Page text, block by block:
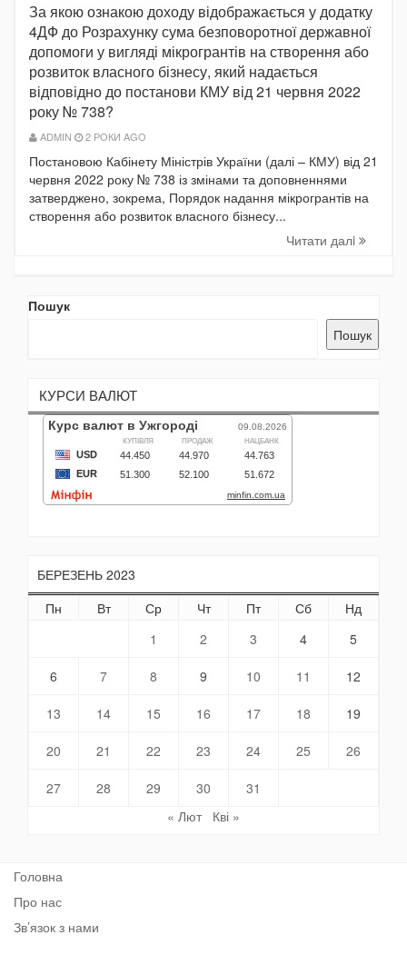
За якою ознакою доходу відображається у додатку
4ДФ до Розрахунку сума безповоротної державної
допомоги у вигляді мікрогрантів на створення або
розвиток власного бізнесу, який надається
відповідно до постанови КМУ від 21 червня 2022
року № 738?
ADMIN 2 РОКИ AGO
Постановою Кабінету Міністрів України (далі – КМУ) від 21
червня 2022 року № 738 із змінами та доповненнями
затверджено, зокрема, Порядок надання мікрогрантів на
створення або розвиток власного бізнесу...
Читати далi
Пошук
Пошук
КУРСИ ВАЛЮТ
БЕРЕЗЕНЬ 2023
Пн
Вт Ср Чт Пт Сб
Нд
1
2 3 4 5
6 7 8 9 10 11 12
13 14 15 16 17 18 19
20 21 22 23 24 25 26
27 28 29 30
31
« Лют
Кві »
Головна
Про нас
Зв’язок з нами